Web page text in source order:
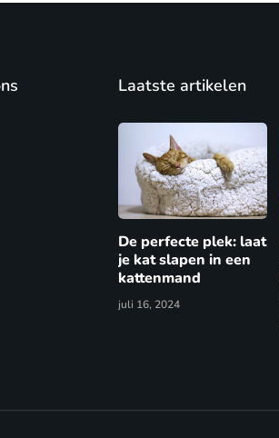
Laatste artikelen
De perfecte plek: laat
je kat slapen in een
kattenmand
juli 16, 2024